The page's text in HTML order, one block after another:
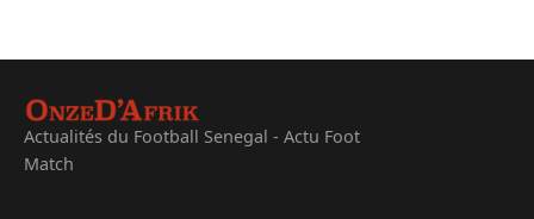
Actualités du Football Senegal - Actu Foot
Match